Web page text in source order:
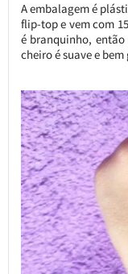
A embalagem é
flip-top e vem com
é branquinho,
cheiro é suave e bem